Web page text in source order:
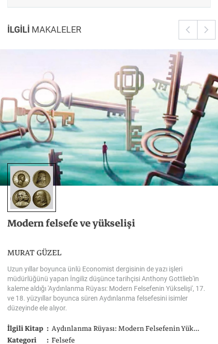
İLGİLİ MAKALELER
Modernfelsefeveyükselişi
MURAT GÜZEL
Uzun yıllar boyunca ünlü Economist dergisinin de yazı işleri
müdürlüğünü yapan İngiliz düşünce tarihçisi Anthony Gottlieb'in
kaleme aldığı 'Aydınlanma Rüyası: Modern Felsefenin Yükselişi', 17.
ve 18. yüzyıllar boyunca süren Aydınlanma felsefesini isimler
düzeyinde ele alıyor.
İlgili Kitap
Aydınlanma Rüyası: Modern Felsefenin Yükselişi
Kategori
Felsefe